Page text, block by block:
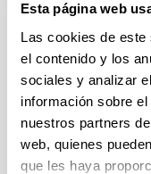
Esta página web
Las cookies de
el contenido y los
sociales y analizar
información sobre
nuestros partners
web, quienes
que les haya
Docencia
Grado en Economía